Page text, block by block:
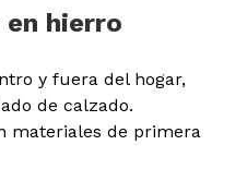
hierro
y fuera del hogar,
de calzado.
materiales de primera